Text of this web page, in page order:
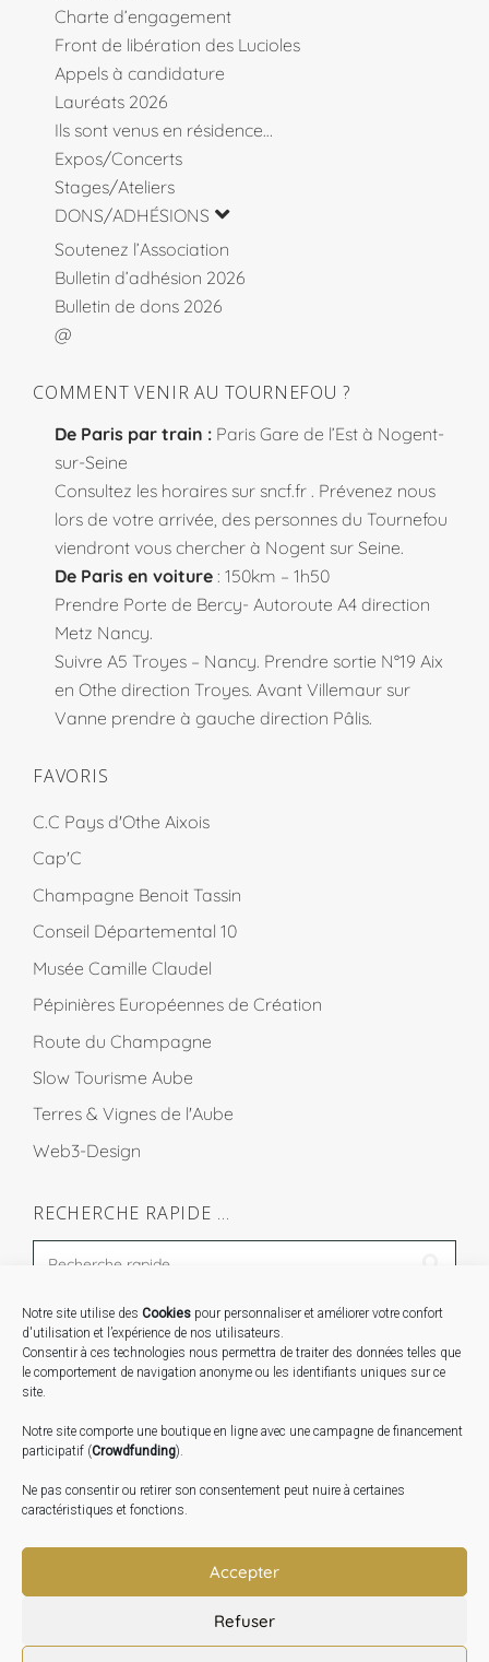
Notre site utilise des Cookies pour personnaliser et améliorer votre confort
d'utilisation et l’expérience de nos utilisateurs.
Consentir à ces technologies nous permettra de traiter des données telles que
le comportement de navigation anonyme ou les identifiants uniques sur ce
site.
Notre site comporte une boutique en ligne avec une campagne de financement
participatif (Crowdfunding).
Ne pas consentir ou retirer son consentement peut nuire à certaines
caractéristiques et fonctions.
Accepter
Refuser
Charte d’engagement
Front de libération des Lucioles
Appels à candidature
Lauréats 2026
Ils sont venus en résidence…
Expos/Concerts
Stages/Ateliers
DONS/ADHÉSIONS
Soutenez l’Association
Bulletin d’adhésion 2026
Bulletin de dons 2026
@
COMMENT VENIR AU TOURNEFOU ?
De Paris par train : Paris Gare de l’Est à Nogent-
sur-Seine
Consultez les horaires sur sncf.fr . Prévenez nous
lors de votre arrivée, des personnes du Tournefou
viendront vous chercher à Nogent sur Seine.
De Paris en voiture : 150km – 1h50
Prendre Porte de Bercy- Autoroute A4 direction
Metz Nancy.
Suivre A5 Troyes – Nancy. Prendre sortie N°19 Aix
en Othe direction Troyes. Avant Villemaur sur
Vanne prendre à gauche direction Pâlis.
FAVORIS
C.C Pays d'Othe Aixois
Cap'C
Champagne Benoit Tassin
Conseil Départemental 10
Musée Camille Claudel
Pépinières Européennes de Création
Route du Champagne
Slow Tourisme Aube
Terres & Vignes de l'Aube
Web3-Design
RECHERCHE RAPIDE …
STAGES …
Expo « Mesures de lumière » du 19 Sept au 29 Nov.
Inauguration de la Grange : Le 17 Oct. 2026
Atelier Image : L’art au service de la santé mentale –
10 Oct. 2026